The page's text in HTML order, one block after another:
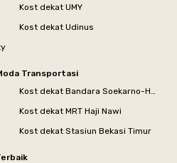
Kost dekat UMY
Kost dekat Udinus
Transportasi
Kost dekat Bandara Soekarno-Hatta
Kost dekat MRT Haji Nawi
Kost dekat Stasiun Bekasi Timur